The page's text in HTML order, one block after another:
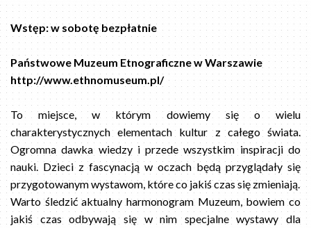
Wstęp: w sobotę bezpłatnie
Państwowe Muzeum Etnograficzne w Warszawie
http://www.ethnomuseum.pl/
To miejsce, w którym dowiemy się o wielu
charakterystycznych elementach kultur z całego świata.
Ogromna dawka wiedzy i przede wszystkim inspiracji do
nauki. Dzieci z fascynacją w oczach będą przyglądały się
przygotowanym wystawom, które co jakiś czas się zmieniają.
Warto śledzić aktualny harmonogram Muzeum, bowiem co
jakiś czas odbywają się w nim specjalne wystawy dla